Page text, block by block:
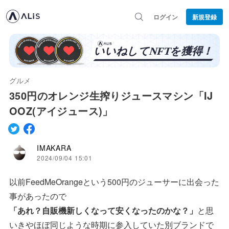
ログイン 新規登録
グルメ
350円のオレンジ生搾りジュースマシン「IJ
OOZ(アイジュース)」
IMAKARA
2024/09/04 15:01
以前FeedMeOrangeという500円のジューサーに出会った
事があったので
「あれ？自販機新しくなって安くなったのかな？」 と思
いきやほぼ同じような時期に参入していた別ブランドで